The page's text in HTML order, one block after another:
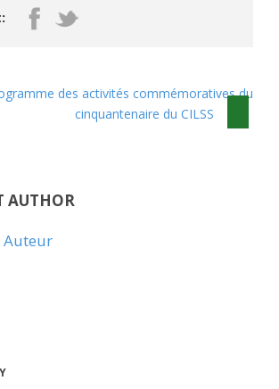
des activités commémoratives du
cinquantenaire du CILSS
AUTHOR
Auteur